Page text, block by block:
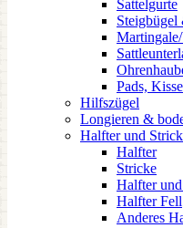
Sattelgurte
Steigbügel
Pads,
Hilfszügel
Longieren &
Halfter und
Halfter
Stricke
Halfter
Halfter Fell
Anderes